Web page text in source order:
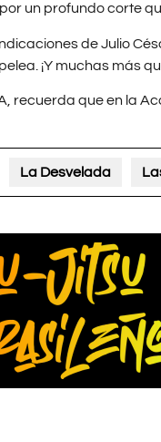
un profundo corte
de Julio
¡Y muchas más
recuerda que en la
La Desvelada